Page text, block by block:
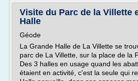
Visite du Parc de la Villette
Halle
Géode
La Grande Halle de La Villette se
parc de La Villette, sur la place de la
Des 3 halles en usage quand les
étaient en activité, c'est la seule qui